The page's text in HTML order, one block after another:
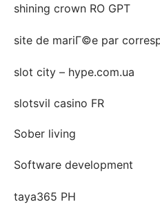
shining crown RO GPT
site de mariГ©e par
slot city – hype.com.ua
slotsvil casino FR
Sober living
Software development
taya365 PH